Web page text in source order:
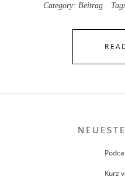
Category: Beitrag
Kurz